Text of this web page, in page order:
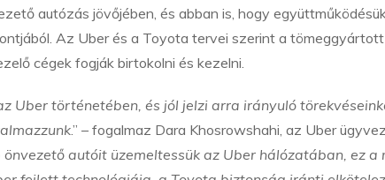
autózás jövőjében, és abban is, hogy
Az Uber és a Toyota tervei szerint a
cégek fogják birtokolni és kezelni.
Uber történetében, és jól jelzi arra irányuló
.” – fogalmaz Dara Khosrowshahi, az Uber
autóit üzemeltessük az Uber hálózatában, ez